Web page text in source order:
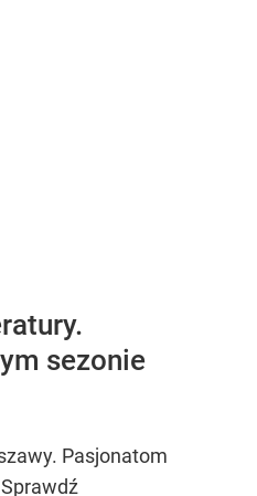
sezonie
Pasjonatom